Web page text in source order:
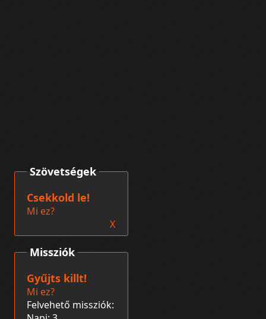
Missziók
Gyűjts killt!
Mi ez?
Felvehető missziók:
Szövetségek
Csekkold le!
Mi ez?
X